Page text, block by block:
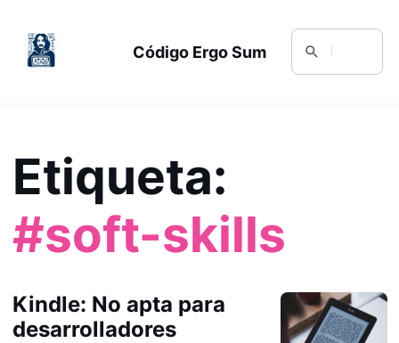
Código Ergo Sum
Etiqueta:
#soft-skills
Kindle: No apta para
desarrolladores